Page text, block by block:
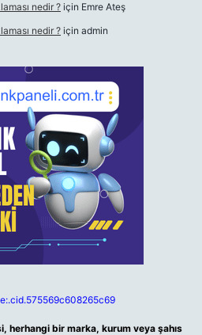
nedir ? için Emre Ateş
nedir ? için admin
herhangi bir marka, kurum veya şahıs